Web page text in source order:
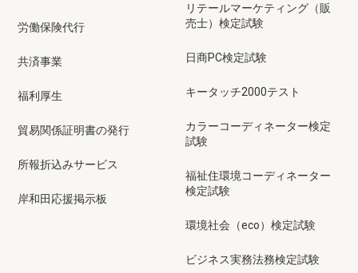
労働保険代行
共済事業
福利厚生
貿易関係証明書の発行
所報折込みサービス
岸和田応援掲示板
リテールマーケティング（販
売士）検定試験
日商PC検定試験
キータッチ2000テスト
カラーコーディネーター検定
試験
福祉住環境コーディネーター
検定試験
環境社会（eco）検定試験
ビジネス実務法務検定試験